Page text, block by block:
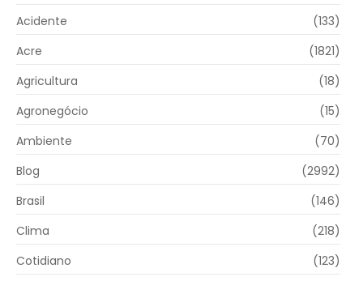
Acidente
(133)
Acre
(1821)
Agricultura
(18)
Agronegócio
(15)
Ambiente
(70)
Blog
(2992)
Brasil
(146)
Clima
(218)
Cotidiano
(123)